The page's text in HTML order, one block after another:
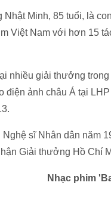
Nhật Minh, 85 tuổi, là
Việt Nam với hơn 15
nhiều giải thưởng
điện ảnh châu Á tại
sĩ Nhân dân năm
Giải thưởng Hồ Chí
Nhạc phim